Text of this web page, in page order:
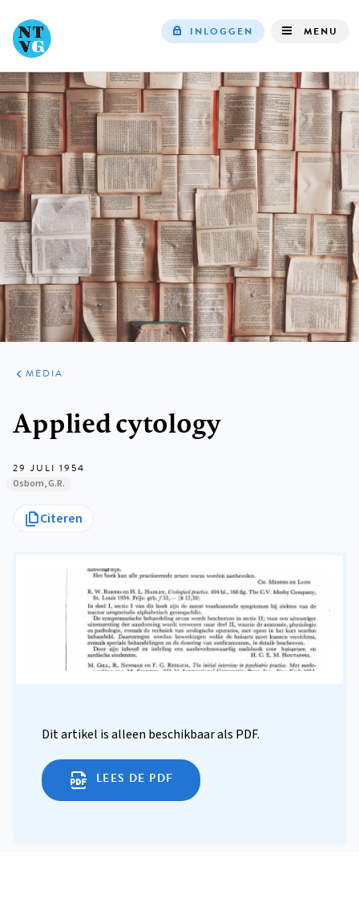
navigation
INLOGGEN MENU
ARTIKELEN
VARIA
MEDIA
Applied cytology
29 JULI 1954
Osborn, G.R.
Citeren
Dit artikel is alleen beschikbaar als PDF.
LEES DE PDF